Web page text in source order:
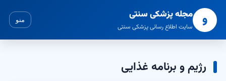
و مجله پزشکی سنتی
سایت اطلاع رسانی پزشکی سنتی
منو
رژیم و برنامه غذایی